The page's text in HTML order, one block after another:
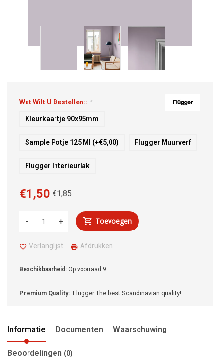
Wat Wilt U Bestellen:: *
Kleurkaartje 90x95mm
Sample Potje 125 Ml (+€5,00) Flugger Muurverf
Flugger Interieurlak
€1,85
€1,50
+
- Toevoegen
Verlanglijst Afdrukken
Beschikbaarheid: Op voorraad 9
Premium Quality: Flügger The best Scandinavian quality!
Informatie Documenten Waarschuwing
Beoordelingen (0)